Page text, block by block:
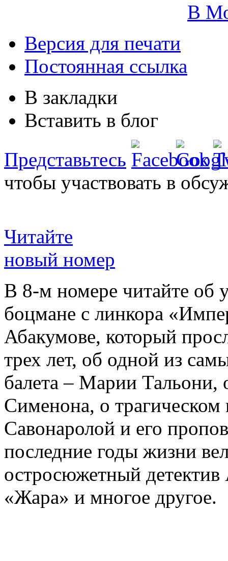
В
Версия для печати
Постоянная ссылка
В закладки
Вставить в блог
Представьтесь
чтобы участвовать в
Читайте
новый номер
В 8-м номере читайте об
боцмане с линкора
Абакумове, который
трех лет, об одной из
балета – Марии
Сименона, о трагическом
Савонаролой и его
последние годы жизни
остросюжетный детектив
«Жара» и многое другое.